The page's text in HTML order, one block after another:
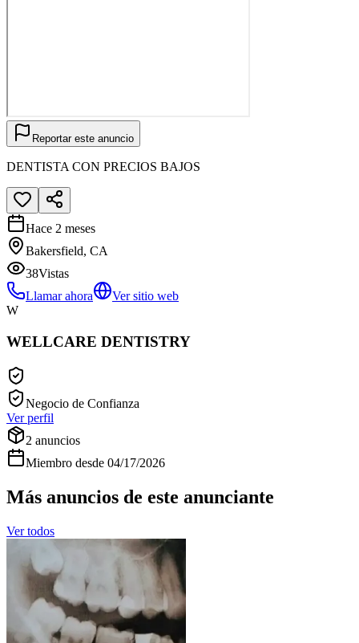
Reportar este anuncio
DENTISTA CON PRECIOS BAJOS
Hace 2 meses
Bakersfield, CA
38Vistas
Llamar ahora
Ver sitio web
W
WELLCARE DENTISTRY
Negocio de Confianza
Ver perfil
2 anuncios
Miembro desde 04/17/2026
Más anuncios de este anunciante
Ver todos